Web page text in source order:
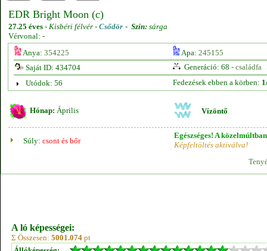
EDR Bright Moon (c)
27.25 éves - Kisbéri félvér - Csődör - Szín: sárga
Vérvonal: -
Anya: 354225 Apa: 245155
Saját ID: 434704
Generáció: 68 - családfa
Utódok: 56
Fedezések ebben a körben:
Hónap: Április Vízöntő
Súly: csont és bőr
Egészséges! A
Képfeltöltés aktiválva!
A ló képességei:
Σ Összesen: 5001.074 pt